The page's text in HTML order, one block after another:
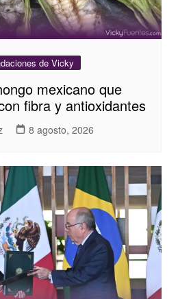
de Vicky
mexicano que
fibra y antioxidantes
8 agosto, 2026